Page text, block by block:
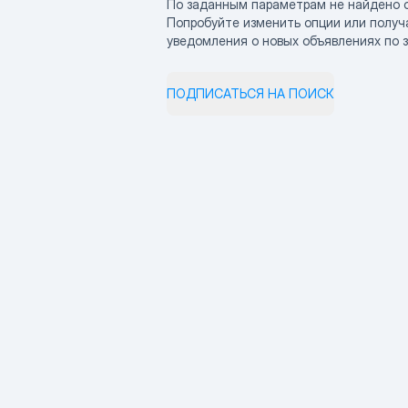
По заданным параметрам не найдено
Попробуйте изменить опции или
уведомления о новых объявлениях по
ПОДПИСАТЬСЯ НА ПОИСК